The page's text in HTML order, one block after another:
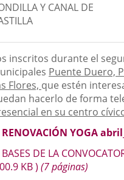
Y CANAL DE
inscritos durante el
Puente Duero,
Flores, que estén
hacerlo de forma
en su centro
RENOVACIÓN YOGA
BASES DE LA
KB) (7 páginas)